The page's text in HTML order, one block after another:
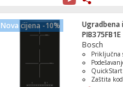
Tihi
– do 70
Bežična
između do
podrška
Nova cijena -10%
Ugradbena
PIB375FB1E
Bosch
Priključna
Zaštita